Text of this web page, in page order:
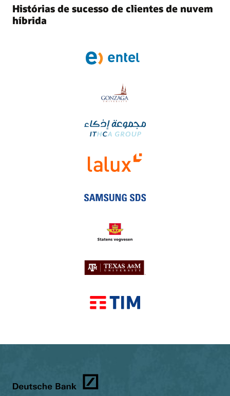
Histórias de sucesso de clientes de nuvem
híbrida